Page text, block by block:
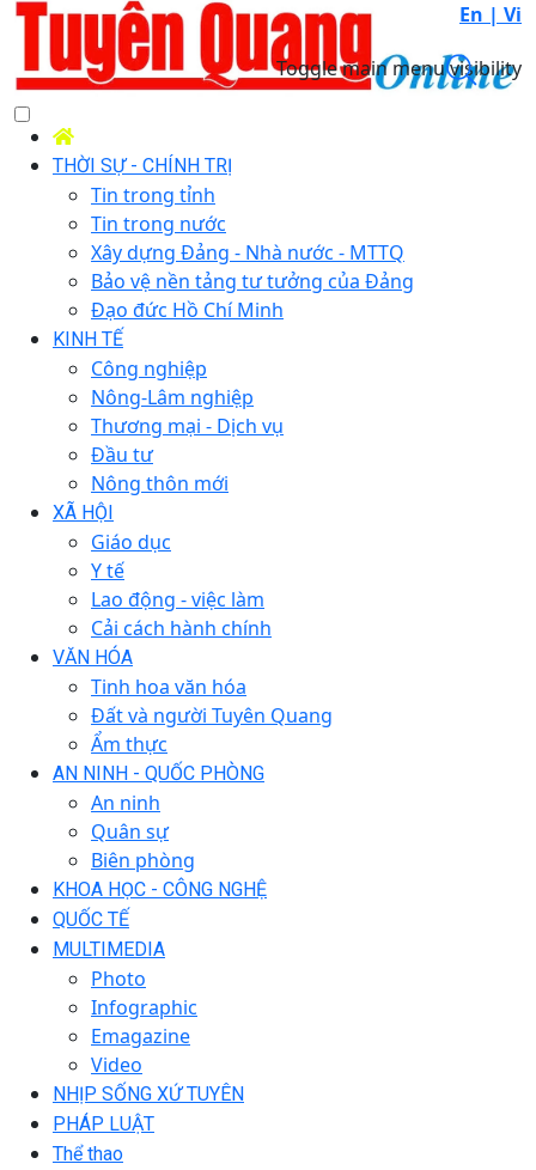
En | Vi
Toggle main menu visibility
THỜI SỰ - CHÍNH TRỊ
Tin trong tỉnh
Tin trong nước
Xây dựng Đảng - Nhà nước - MTTQ
Bảo vệ nền tảng tư tưởng của Đảng
Đạo đức Hồ Chí Minh
KINH TẾ
Công nghiệp
Nông-Lâm nghiệp
Thương mại - Dịch vụ
Đầu tư
Nông thôn mới
XÃ HỘI
Giáo dục
Y tế
Lao động - việc làm
Cải cách hành chính
VĂN HÓA
Tinh hoa văn hóa
Đất và người Tuyên Quang
Ẩm thực
AN NINH - QUỐC PHÒNG
An ninh
Quân sự
Biên phòng
KHOA HỌC - CÔNG NGHỆ
QUỐC TẾ
MULTIMEDIA
Photo
Infographic
Emagazine
Video
NHỊP SỐNG XỨ TUYÊN
PHÁP LUẬT
Thể thao